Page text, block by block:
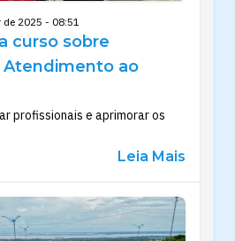
2025 - 08:51
curso sobre
Atendimento ao
profissionais e aprimorar os
Leia Mais